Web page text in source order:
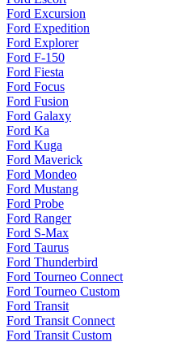
Ford Excursion
Ford Expedition
Ford Explorer
Ford F-150
Ford Fiesta
Ford Focus
Ford Fusion
Ford Galaxy
Ford Ka
Ford Kuga
Ford Maverick
Ford Mondeo
Ford Mustang
Ford Probe
Ford Ranger
Ford S-Max
Ford Taurus
Ford Thunderbird
Ford Tourneo Connect
Ford Tourneo Custom
Ford Transit
Ford Transit Connect
Ford Transit Custom